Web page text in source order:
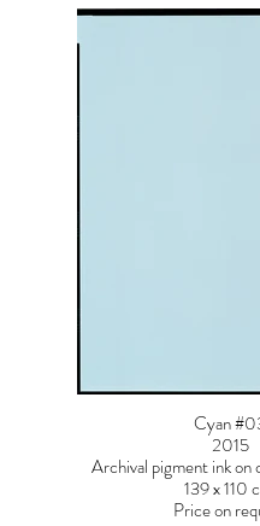
Cyan
2015
Archival pigment ink on
139 x 110
Price on